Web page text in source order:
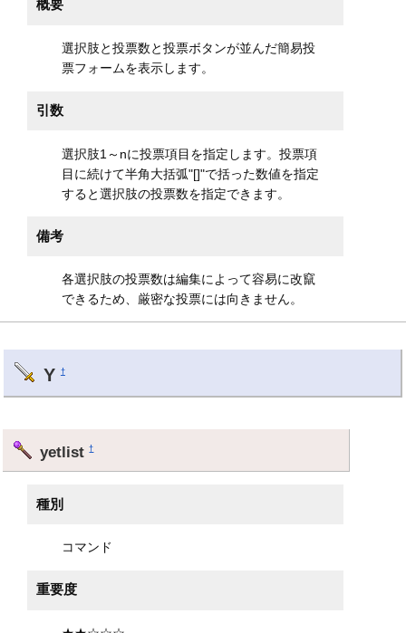
概要
選択肢と投票数と投票ボタンが並んだ簡易投
票フォームを表示します。
引数
選択肢1～nに投票項目を指定します。投票項
目に続けて半角大括弧"[]"で括った数値を指定
すると選択肢の投票数を指定できます。
備考
各選択肢の投票数は編集によって容易に改竄
できるため、厳密な投票には向きません。
Y †
yetlist†
種別
コマンド
重要度